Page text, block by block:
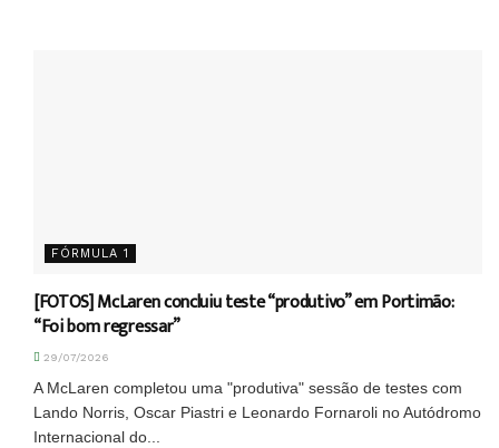
FÓRMULA 1
[FOTOS] McLaren concluiu teste “produtivo” em Portimão:
“Foi bom regressar”
29/07/2026
A McLaren completou uma "produtiva" sessão de testes com
Lando Norris, Oscar Piastri e Leonardo Fornaroli no Autódromo
Internacional do...